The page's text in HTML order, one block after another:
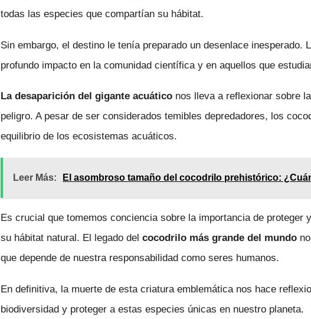
todas las especies que compartían su hábitat.
Sin embargo, el destino le tenía preparado un desenlace inesperado.
profundo impacto en la comunidad científica y en aquellos que
La desaparición del gigante acuático nos lleva a reflexionar sobre
peligro. A pesar de ser considerados temibles depredadores, los
equilibrio de los ecosistemas acuáticos.
Leer Más: El asombroso tamaño del cocodrilo prehistórico:
Es crucial que tomemos conciencia sobre la importancia de
su hábitat natural. El legado delcocodrilo más grande del mundo
que depende de nuestra responsabilidad como seres humanos.
En definitiva, la muerte de esta criatura emblemática nos hace
biodiversidad y proteger a estas especies únicas en nuestro planeta.